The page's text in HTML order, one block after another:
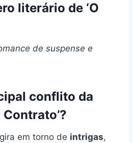
literário de ‘O
de suspense e
conflito da
em torno de intrigas,